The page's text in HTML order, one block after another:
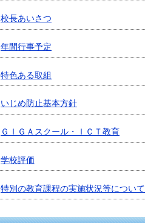
校長あいさつ
年間行事予定
特色ある取組
いじめ防止基本方針
ＧＩＧＡスクール・ＩＣＴ教育
学校評価
特別の教育課程の実施状況等について